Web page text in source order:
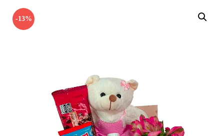
-13%